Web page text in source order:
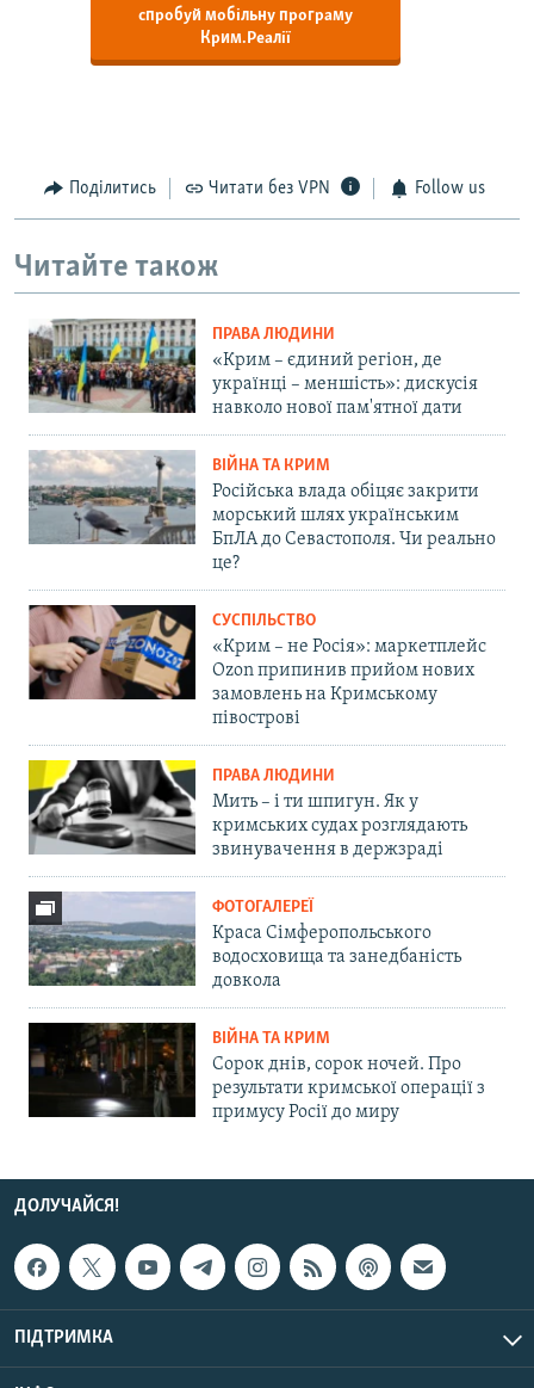
спробуй мобільну програму
Крим.Реалії
Поділитись Читати без VPN Follow us
Читайте також
ПРАВА ЛЮДИНИ
«Крим – єдиний регіон, де
українці – меншість»: дискусія
навколо нової пам'ятної дати
ВІЙНА ТА КРИМ
Російська влада обіцяє закрити
морський шлях українським
БпЛА до Севастополя. Чи реально
це?
СУСПІЛЬСТВО
«Крим – не Росія»: маркетплейс
Ozon припинив прийом нових
замовлень на Кримському
півострові
ПРАВА ЛЮДИНИ
Мить – і ти шпигун. Як у
кримських судах розглядають
звинувачення в держзраді
ФОТОГАЛЕРЕЇ
Краса Сімферопольського
водосховища та занедбаність
довкола
ВІЙНА ТА КРИМ
Сорок днів, сорок ночей. Про
результати кримської операції з
примусу Росії до миру
ДОЛУЧАЙСЯ!
ПІДТРИМКА